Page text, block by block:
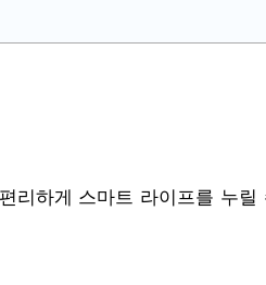
리하게 스마트 라이프를 누릴